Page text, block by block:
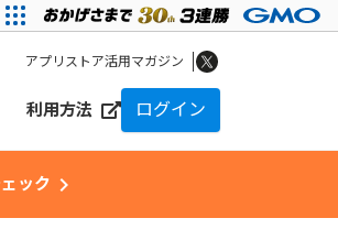
アプリストア活用マガジン
利用方法 ログイン
ック chevron_right